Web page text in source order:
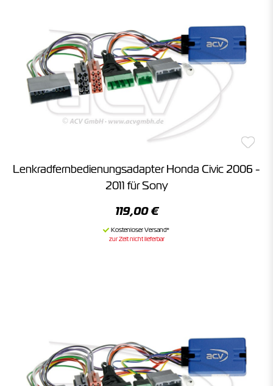
Lenkradfernbedienungsadapter Honda Civic 2006 -
2011 für Sony
119,00 €
zur Zeit nicht lieferbar